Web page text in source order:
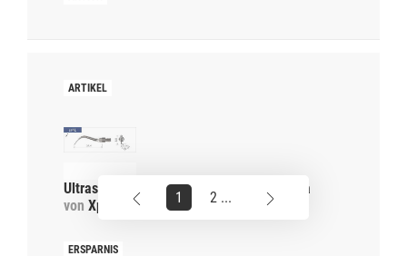
Ultraschallspitze Universal sr4L für Sirona
von Xpedent 1 2 ...